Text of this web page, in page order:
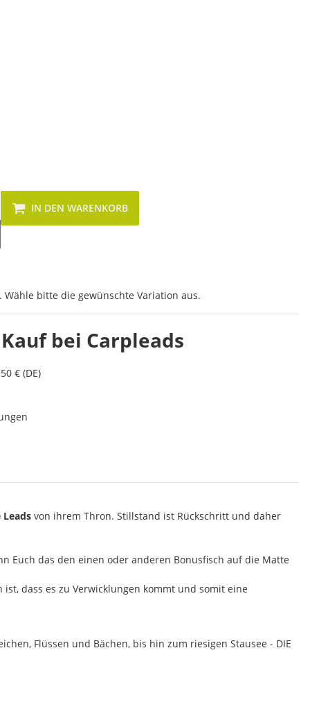
IN DEN WARENKORB
Wähle bitte die gewünschte Variation aus.
bei Carpleads
€ (DE)
Leads von ihrem Thron. Stillstand ist Rückschritt und daher
Euch das den einen oder anderen Bonusfisch auf die Matte
dass es zu Verwicklungen kommt und somit eine
Flüssen und Bächen, bis hin zum riesigen Stausee - DIE